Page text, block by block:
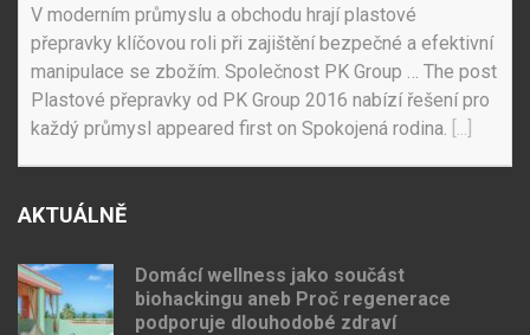
V moderním průmyslu a obchodu hrají plastové
přepravky klíčovou roli při zajištění bezpečné a efektivní
manipulace se zbožím. Společnost PK Group … The post
Plastové přepravky od PK Group 2016 nabízí řešení pro
každý průmysl appeared first on Spokojená rodina.
AKTUÁLNĚ
Domácí wellness jako součást
biohackingu aneb Proč regenerace
podporuje dlouhodobé zdraví